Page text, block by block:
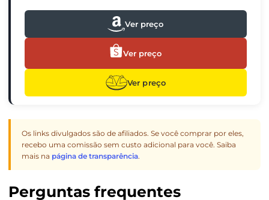
Ver preço
Ver preço
Ver preço
Os links divulgados são de afiliados. Se você comprar por eles,
recebo uma comissão sem custo adicional para você. Saiba
mais na página de transparência.
Perguntas frequentes